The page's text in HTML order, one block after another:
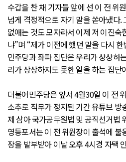
수갑을 찬 채 기자들 앞에 선 이 전 위
넘게 격정적으로 자기 말을 쏟아냈다.
없애는 것도 모자라서 이제 저 이진숙
냐”며 “제가 이전에 했던 말을 다시
민주당과 좌파 집단은 우리가 상상하
리가 상상하지도 못한 일을 하는 집단
더불어민주당은 앞서 4월30일 이 전
소추로 직무가 정지된 기간 유튜브 방
제 삼아 국가공무원법 및 공직선거법
영등포서는 이 전 위원장이 출석에 불
장을 발부받아 이날 오후 4시경 자택